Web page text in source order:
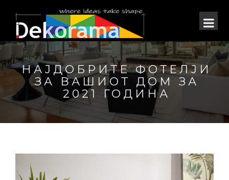
НАЈДОБРИТЕ ФОТЕЛЈИ
ЗА ВАШИОТ ДОМ ЗА
2021 ГОДИНА